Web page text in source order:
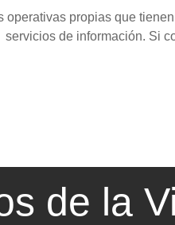
operativas propias que
servicios de información. Si
de la